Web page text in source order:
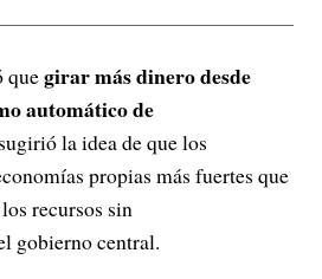
quegirar más dinero desde
automático de
la idea de que los
propias más fuertes que
recursos sin
gobierno central.